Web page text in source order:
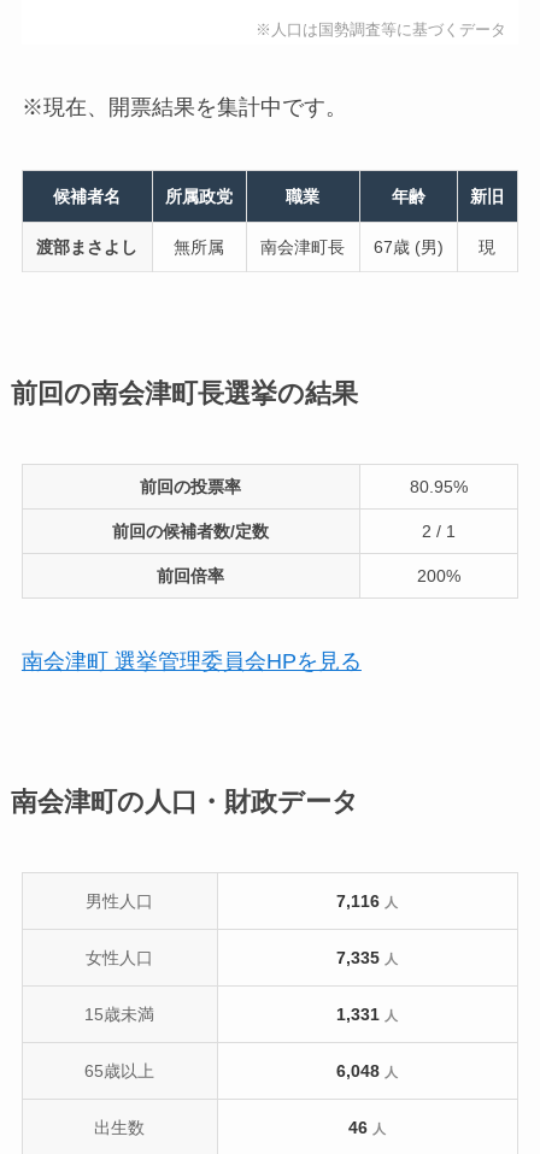
※人口は国勢調査等に基づくデータ
※現在、開票結果を集計中です。
候補者名 所属政党 職業 年齢 新旧
渡部まさよし 無所属 南会津町長 67歳 (男) 現
前回の南会津町長選挙の結果
前回の投票率 80.95%
前回の候補者数/定数 2 / 1
前回倍率 200%
南会津町 選挙管理委員会HPを見る
南会津町の人口・財政データ
男性人口 7,116 人
女性人口 7,335 人
15歳未満 1,331 人
65歳以上 6,048 人
出生数 46 人